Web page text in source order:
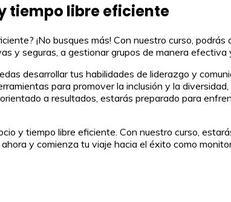
tiempo libre eficiente
¡No busques más! Con nuestro curso,
y seguras, a gestionar grupos de manera
desarrollar tus habilidades de liderazgo y
para promover la inclusión y la
a resultados, estarás preparado para
y tiempo libre eficiente. Con nuestro curso,
y comienza tu viaje hacia el éxito como